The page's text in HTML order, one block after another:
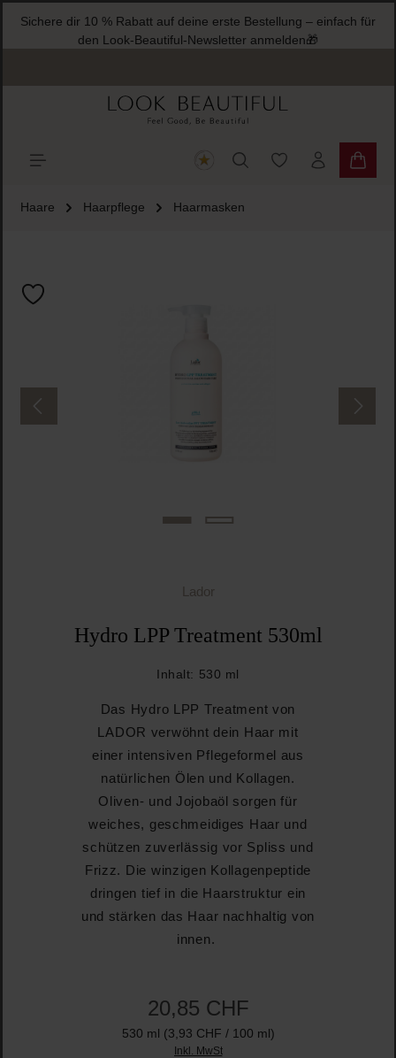
springen
Sichere dir 10 % Rabatt auf deine erste Bestellung – einfach für
den Look-Beautiful-Newsletter anmelden🎁
Du hast 0
Haare Haarpflege Haarmasken
Lador
Hydro LPP Treatment 530ml
Inhalt: 530 ml
Das Hydro LPP Treatment von
LADOR verwöhnt dein Haar mit
einer intensiven Pflegeformel aus
natürlichen Ölen und Kollagen.
Oliven- und Jojobaöl sorgen für
weiches, geschmeidiges Haar und
schützen zuverlässig vor Spliss und
Frizz. Die winzigen Kollagenpeptide
dringen tief in die Haarstruktur ein
und stärken das Haar nachhaltig von
innen.
20,85 CHF
530 ml (3,93 CHF / 100 ml)
Inkl. MwSt